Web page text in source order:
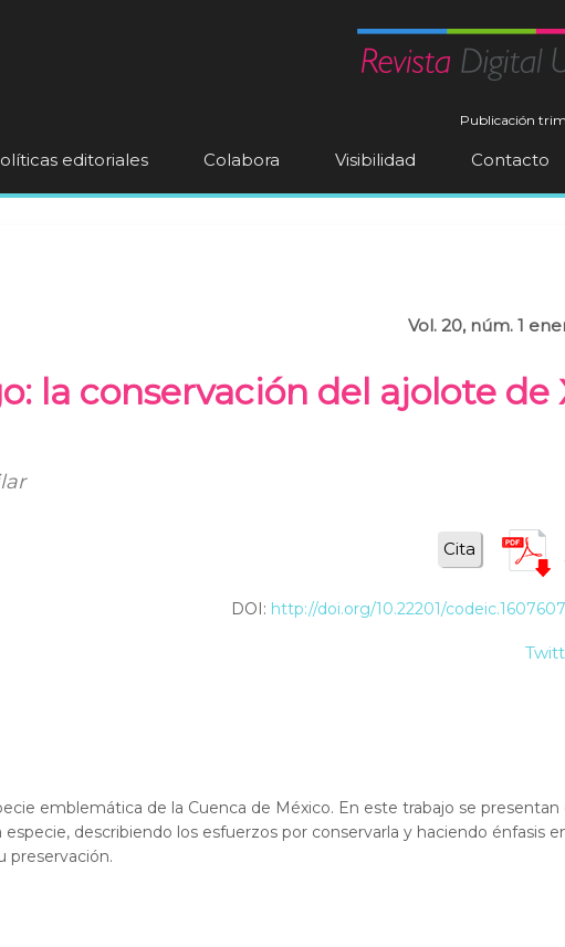
Publicación
editoriales Colabora Visibilidad Contacto
Vol. 20, núm. 1
la conservación del ajolote de
Cita
DOI: http://doi.org/10.22201/
emblemática de la Cuenca de México. En este trabajo se presentan
describiendo los esfuerzos por conservarla y haciendo énfasis
preservación.